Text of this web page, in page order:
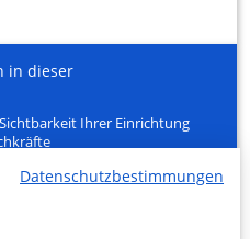
in dieser
Ihrer Einrichtung
Ihre Patienten zur Buchung
Datenschutzbestimmungen